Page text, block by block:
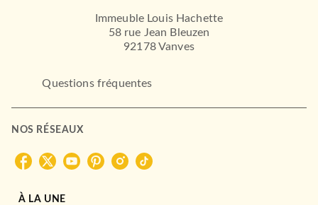
Immeuble Louis Hachette
58 rue Jean Bleuzen
92178 Vanves
Questions fréquentes
NOS RÉSEAUX
À LA UNE